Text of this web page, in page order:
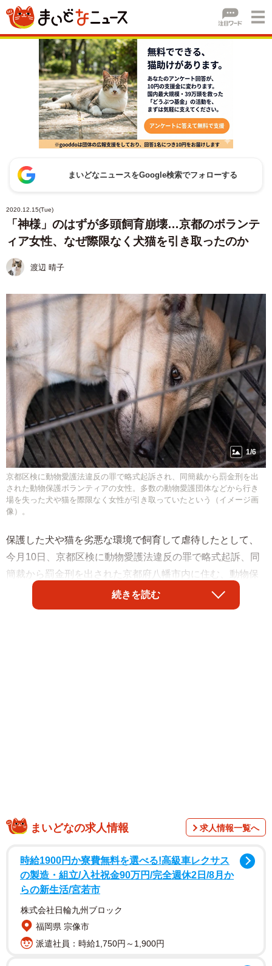
まいどなニュースをGoogle検索でフォローする
2020.12.15(Tue)
「神様」のはずが多頭飼育崩壊…京都のボランテ
ィア女性、なぜ際限なく犬猫を引き取ったのか
渡辺 晴子
1/6
京都区検に動物愛護法違反の罪で略式起訴され、同簡裁から罰金刑を出
された動物保護ボランティアの女性。多数の動物愛護団体などから行き
場を失った犬や猫を際限なく女性が引き取っていたという（イメージ画
像）。
保護した犬や猫を劣悪な環境で飼育して虐待したとして、
今月10日、京都区検に動物愛護法違反の罪で略式起訴、同
簡裁から罰金刑を出された京都府八幡市内に住む、動物保
護ボランティアの女性（50代）。女性の自宅では受け入れ
た犬や猫の数が増えすぎて飼育ができなくなる多頭飼育崩
続きを読む
まいどなの求人情報 求人情報一覧へ
時給1900円か寮費無料を選べる!高級車レクサス
の製造・組立/入社祝金90万円/完全週休2日/8月か
らの新生活/宮若市
株式会社日輪九州ブロック
福岡県 宗像市
派遣社員：時給1,750円～1,900円